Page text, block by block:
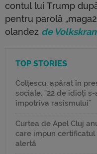
contul lui Trump
pentru parolă
olandez de
TOP STORIES
Colțescu, apărat în
sociale. "22 de idioți
împotriva rasismului"
Curtea de Apel Cluj
care impun
alertă